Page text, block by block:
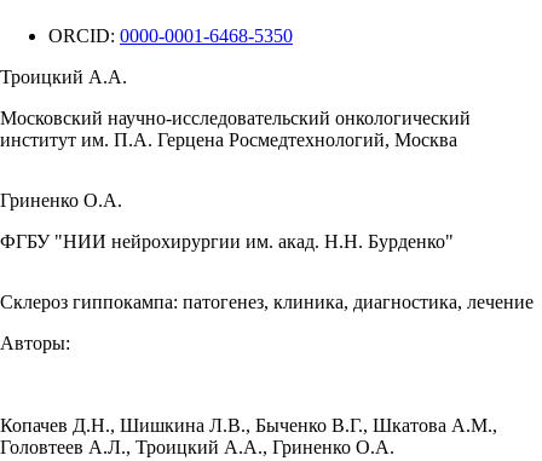
ORCID: 0000-0001-6468-5350
Троицкий А.А.
Московский научно-исследовательский онкологический
институт им. П.А. Герцена Росмедтехнологий, Москва
Гриненко О.А.
ФГБУ "НИИ нейрохирургии им. акад. Н.Н. Бурденко"
Склероз гиппокампа: патогенез, клиника, диагностика, лечение
Авторы:
Копачев Д.Н., Шишкина Л.В., Быченко В.Г., Шкатова А.М.,
Головтеев А.Л., Троицкий А.А., Гриненко О.А.